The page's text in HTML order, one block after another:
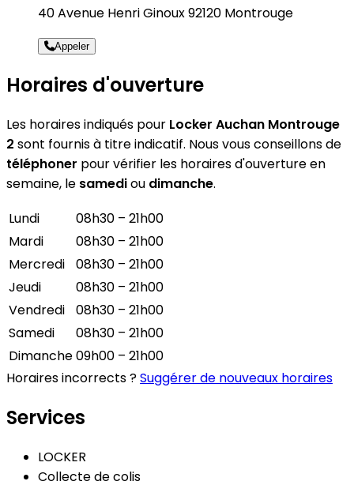
40 Avenue Henri Ginoux 92120 Montrouge
Appeler
Horaires d'ouverture
Les horaires indiqués pour Locker Auchan Montrouge
2 sont fournis à titre indicatif. Nous vous conseillons de
téléphoner pour vérifier les horaires d'ouverture en
semaine, le samediou dimanche.
Lundi
08h30 – 21h00
Mardi
08h30 – 21h00
Mercredi
08h30 – 21h00
Jeudi
08h30 – 21h00
Vendredi
08h30 – 21h00
Samedi
08h30 – 21h00
Dimanche09h00 – 21h00
Horaires incorrects ?Suggérer de nouveaux horaires
Services
LOCKER
Collecte de colis